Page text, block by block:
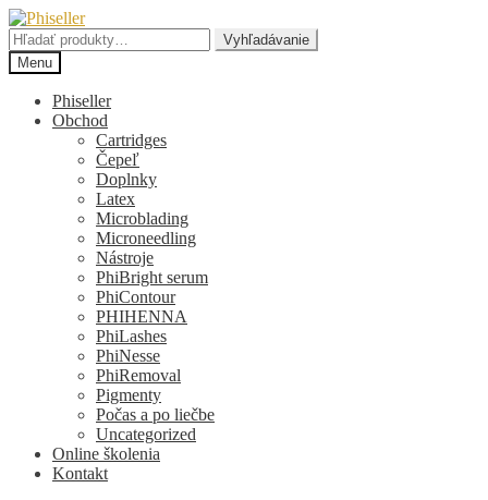
Preskočiť
na
navigáciu
Preskočiť
na
obsah
Hľadať:
Vyhľadávanie
Menu
Phiseller
Obchod
Cartridges
Čepeľ
Doplnky
Latex
Microblading
Microneedling
Nástroje
PhiBright serum
PhiContour
PHIHENNA
PhiLashes
PhiNesse
PhiRemoval
Pigmenty
Počas a po liečbe
Uncategorized
Online školenia
Kontakt